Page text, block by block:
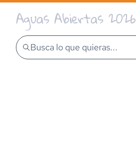
Aguas Abiertas 2026
Busca lo que quieras...